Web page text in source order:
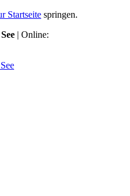
Startseite springen.
| Online: